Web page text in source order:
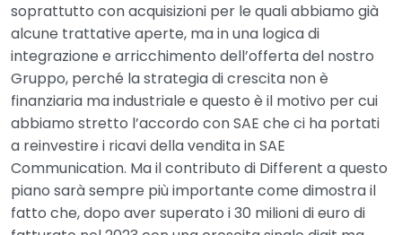
soprattutto con acquisizioni per le quali abbiamo già
alcune trattative aperte, ma in una logica di
integrazione e arricchimento dell’offerta del nostro
Gruppo, perché la strategia di crescita non è
finanziaria ma industriale e questo è il motivo per cui
abbiamo stretto l’accordo con SAE che ci ha portati
a reinvestire i ricavi della vendita in SAE
Communication. Ma il contributo di Different a questo
piano sarà sempre più importante come dimostra il
fatto che, dopo aver superato i 30 milioni di euro di